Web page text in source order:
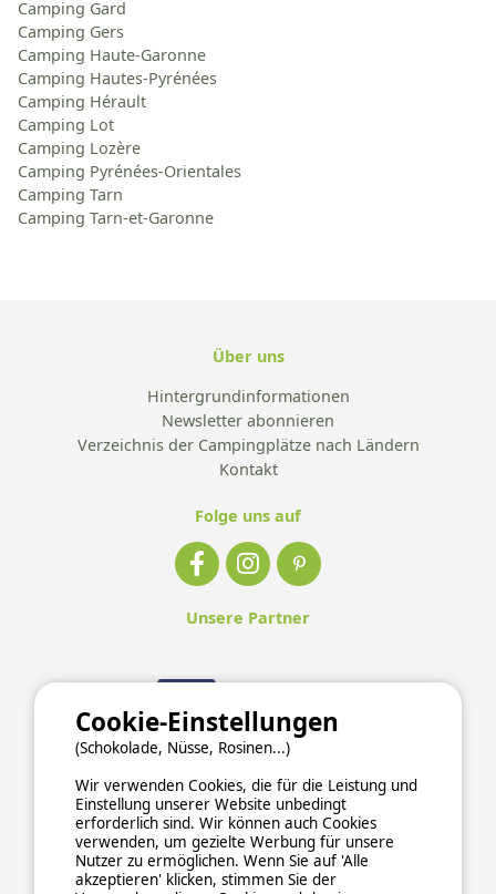
Camping Gard
Camping Gers
Camping Haute-Garonne
Camping Hautes-Pyrénées
Camping Hérault
Camping Lot
Camping Lozère
Camping Pyrénées-Orientales
Camping Tarn
Camping Tarn-et-Garonne
Über uns
Hintergrundinformationen
Newsletter abonnieren
Verzeichnis der Campingplätze nach Ländern
Kontakt
Folge uns auf
Unsere Partner
Cookie-Einstellungen
(Schokolade, Nüsse, Rosinen...)
Wir verwenden Cookies, die für die Leistung und
Einstellung unserer Website unbedingt
erforderlich sind. Wir können auch Cookies
verwenden, um gezielte Werbung für unsere
Nutzer zu ermöglichen. Wenn Sie auf 'Alle
akzeptieren' klicken, stimmen Sie der